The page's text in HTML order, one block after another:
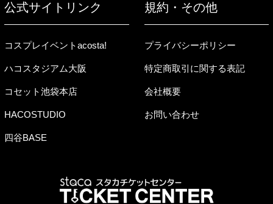
公式サイトリンク
コスプレイベントacosta!
ハコスタジアム大阪
コセット池袋本店
HACOSTUDIO
四谷BASE
規約・その他
プライバシーポリシー
特定商取引に関する表記
会社概要
お問い合わせ